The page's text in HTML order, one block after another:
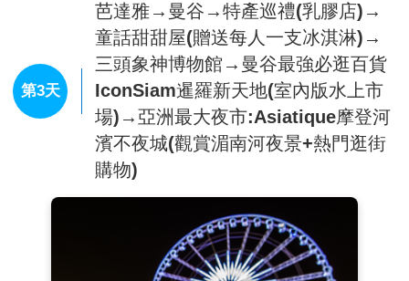
癲癇、剛動完手術、酒醉、孕婦等恕不適合參加，以避
免活動中發生危險。
※註：如無法前往格蘭島者，也無法參加水上活動者，
敬請見諒。
※註：若因當天風浪過大，無法出海：則更換為翡翠灣
海天俱樂部或者金沙灘俱樂部
※註：出海行程，請攜帶泳衣褲與防曬用品，基於衛生
考量毛巾也請自備，盡量攜帶輕便型行李，並請注意您
的貴重物品隨身或使用酒店保險箱避免因遊玩時遺失。
【芭達雅將軍山觀景台】原本是駐泰美軍基地的一個俱
樂部。後改成觀景台: 從芭堤雅至高點可以遠眺太平洋
暹羅灣，遠眺芭堤雅的海灣、海灘和山腳下的旅遊碼
第3天
芭達雅→曼谷→特產巡禮(乳膠店)→
童話甜甜屋(贈送每人一支冰淇淋)→
三頭象神博物館→曼谷最強必逛百貨
IconSiam暹羅新天地(室內版水上市
場)→亞洲最大夜市:Asiatique摩登河
濱不夜城(觀賞湄南河夜景+熱門逛街
購物)